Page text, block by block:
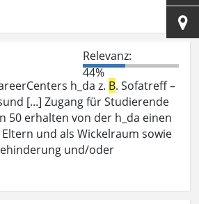
Relevanz:
44%
h_da z. B. Sofatreff –
[...] Zugang für Studierende
50 erhalten von der h_da einen
und als Wickelraum sowie
und/oder
